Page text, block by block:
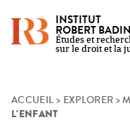
Skip
INSTITUT
ROBERT
Études et
sur le droit et la
ACCUEIL > EXPLORER >
L'ENFANT